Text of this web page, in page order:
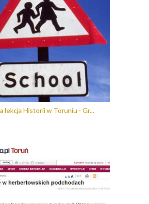
lekcja Historii w Toruniu - Gr...